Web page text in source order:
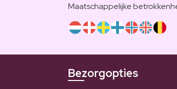
Maatschappelijke
Bezorgopties